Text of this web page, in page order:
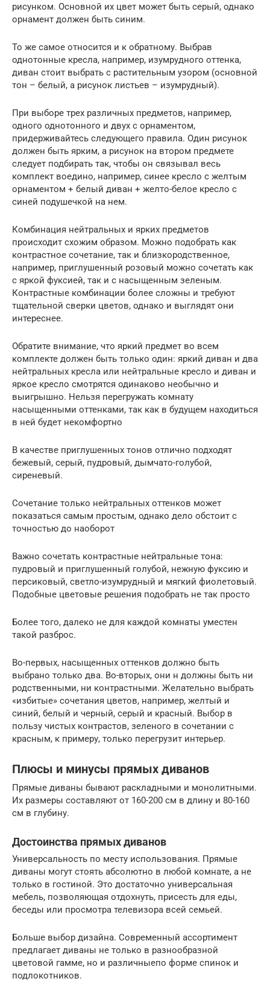
рисунком. Основной их цвет может быть серый, однако
орнамент должен быть синим.
То же самое относится и к обратному. Выбрав
однотонные кресла, например, изумрудного оттенка,
диван стоит выбрать с растительным узором (основной
тон – белый, а рисунок листьев – изумрудный).
При выборе трех различных предметов, например,
одного однотонного и двух с орнаментом,
придерживайтесь следующего правила. Один рисунок
должен быть ярким, а рисунок на втором предмете
следует подбирать так, чтобы он связывал весь
комплект воедино, например, синее кресло с желтым
орнаментом + белый диван + желто-белое кресло с
синей подушечкой на нем.
Комбинация нейтральных и ярких предметов
происходит схожим образом. Можно подобрать как
контрастное сочетание, так и близкородственное,
например, приглушенный розовый можно сочетать как
с яркой фуксией, так и с насыщенным зеленым.
Контрастные комбинации более сложны и требуют
тщательной сверки цветов, однако и выглядят они
интереснее.
Обратите внимание, что яркий предмет во всем
комплекте должен быть только один: яркий диван и два
нейтральных кресла или нейтральные кресло и диван и
яркое кресло смотрятся одинаково необычно и
выигрышно. Нельзя перегружать комнату
насыщенными оттенками, так как в будущем находиться
в ней будет некомфортно
В качестве приглушенных тонов отлично подходят
бежевый, серый, пудровый, дымчато-голубой,
сиреневый.
Сочетание только нейтральных оттенков может
показаться самым простым, однако дело обстоит с
точностью до наоборот
Важно сочетать контрастные нейтральные тона:
пудровый и приглушенный голубой, нежную фуксию и
персиковый, светло-изумрудный и мягкий фиолетовый.
Подобные цветовые решения подобрать не так просто
Более того, далеко не для каждой комнаты уместен
такой разброс.
Во-первых, насыщенных оттенков должно быть
выбрано только два. Во-вторых, они н должны быть ни
родственными, ни контрастными. Желательно выбрать
«избитые» сочетания цветов, например, желтый и
синий, белый и черный, серый и красный. Выбор в
пользу чистых контрастов, зеленого в сочетании с
красным, к примеру, только перегрузит интерьер.
Плюсы и минусы прямых диванов
Прямые диваны бывают раскладными и монолитными.
Их размеры составляют от 160-200 см в длину и 80-160
см в глубину.
Достоинства прямых диванов
Универсальность по месту использования. Прямые
диваны могут стоять абсолютно в любой комнате, а не
только в гостиной. Это достаточно универсальная
мебель, позволяющая отдохнуть, присесть для еды,
беседы или просмотра телевизора всей семьей.
Больше выбор дизайна. Современный ассортимент
предлагает диваны не только в разнообразной
цветовой гамме, но и различныепо форме спинок и
подлокотников.